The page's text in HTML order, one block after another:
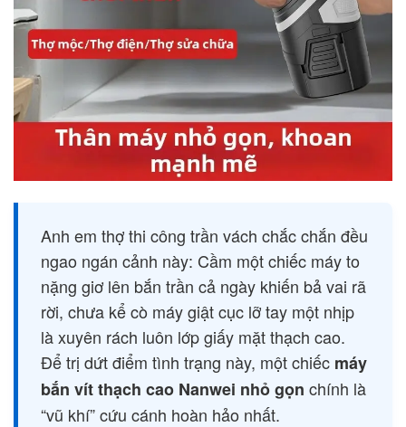
Anh em thợ thi công trần vách chắc chắn đều
ngao ngán cảnh này: Cầm một chiếc máy to
nặng giơ lên bắn trần cả ngày khiến bả vai rã
rời, chưa kể cò máy giật cục lỡ tay một nhịp
là xuyên rách luôn lớp giấy mặt thạch cao.
Để trị dứt điểm tình trạng này, một chiếc máy
bắn vít thạch cao Nanwei nhỏ gọn chính là
“vũ khí” cứu cánh hoàn hảo nhất.